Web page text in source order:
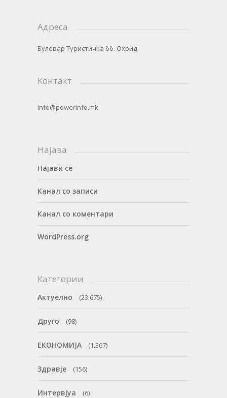
Адреса
Булевар Туристичка бб. Охрид
Контакт
info@powerinfo.mk
Најава
Најави се
Канал со записи
Канал со коментари
WordPress.org
Категории
Актуелно (23.675)
Друго (98)
ЕКОНОМИЈА (1.367)
Здравје (156)
Интервјуа (6)